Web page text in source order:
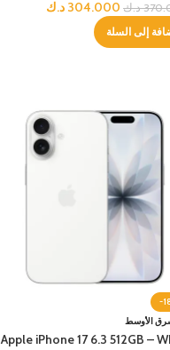
د.ك 304.000 د.ك
إلى السلة
-
الأوسط
Apple iPhone 17 6.3 512GB –